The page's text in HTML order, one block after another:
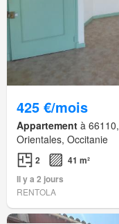
425 €/mois
Appartement à
Orientales, Occitanie
2
41 m²
Il y a 2 jours
RENTOLA